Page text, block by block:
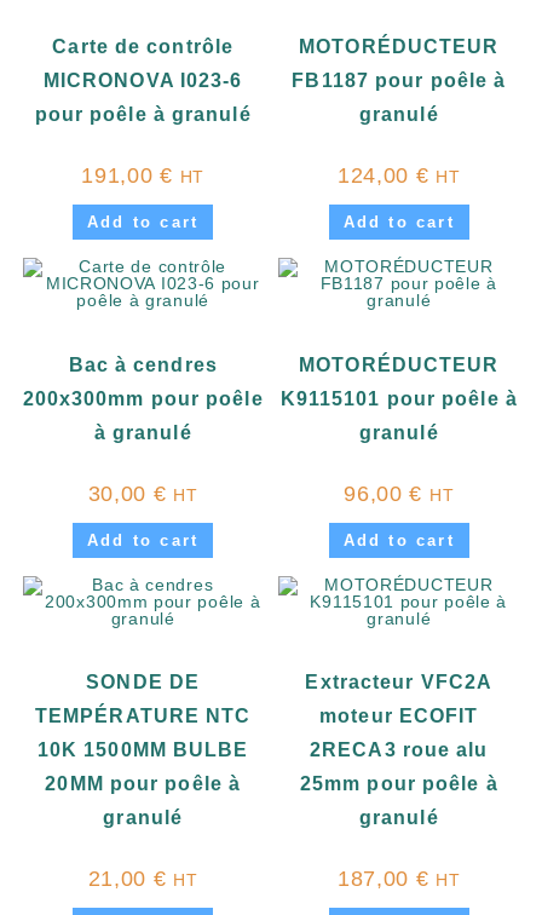
Carte de contrôle
MICRONOVA I023-6
pour poêle à granulé
191,00€ HT
Add to cart
MOTORÉDUCTEUR
FB1187 pour poêle à
granulé
124,00 € HT
Add to cart
Bac à cendres
200x300mm pour poêle
à granulé
30,00 € HT
Add to cart
MOTORÉDUCTEUR
K9115101 pour poêle à
granulé
96,00€ HT
Add to cart
SONDE DE
TEMPÉRATURE NTC
10K 1500MM BULBE
20MM pour poêle à
granulé
21,00 € HT
Extracteur VFC2A
moteur ECOFIT
2RECA3 roue alu
25mm pour poêle à
granulé
187,00 € HT